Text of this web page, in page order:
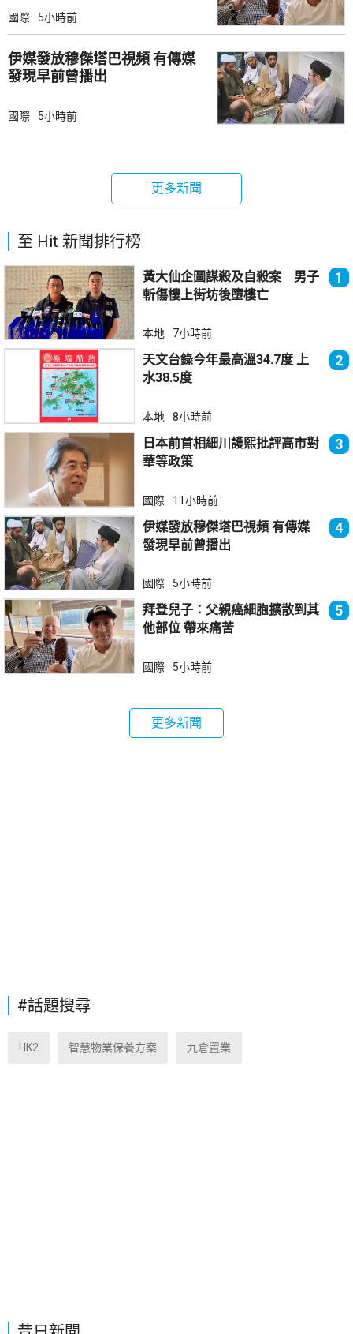
國際 5小時前
伊媒發放穆傑塔巴視頻 有傳媒
發現早前曾播出
國際 5小時前
更多新聞
至 Hit 新聞排行榜
黃大仙企圖謀殺及自殺案 男子
斬傷樓上街坊後墮樓亡
1
本地 7小時前
天文台錄今年最高溫34.7度 上
水38.5度
2
本地 8小時前
日本前首相細川護熙批評高市對
華等政策
3
國際 11小時前
伊媒發放穆傑塔巴視頻 有傳媒
發現早前曾播出
4
國際 5小時前
拜登兒子：父親癌細胞擴散到其
他部位 帶來痛苦
5
國際 5小時前
更多新聞
#話題搜尋
HK2 智慧物業保養方案 九倉置業